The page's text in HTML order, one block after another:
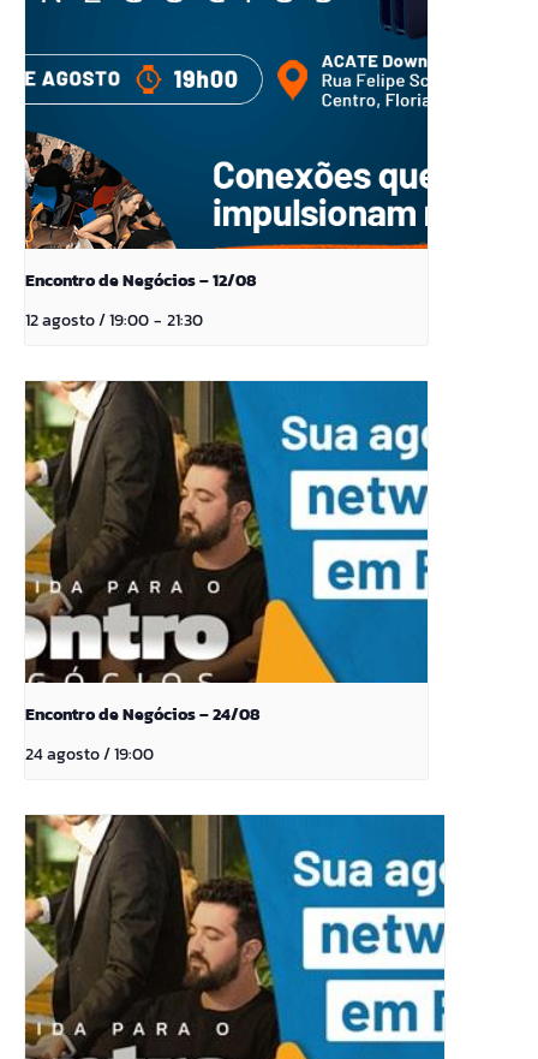
Encontro de Negócios – 12/08
12 agosto / 19:00- 21:30
Encontro de Negócios – 24/08
24 agosto / 19:00